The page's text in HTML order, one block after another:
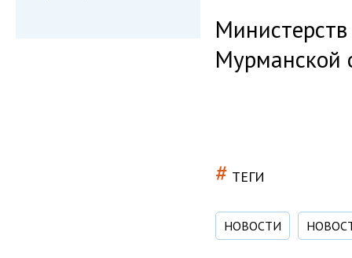
Мурманской
# ТЕГИ
НОВОСТИ